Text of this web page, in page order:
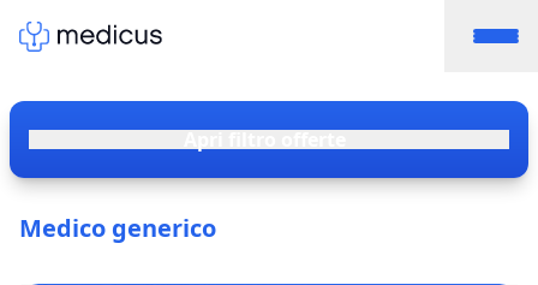
Medico generico